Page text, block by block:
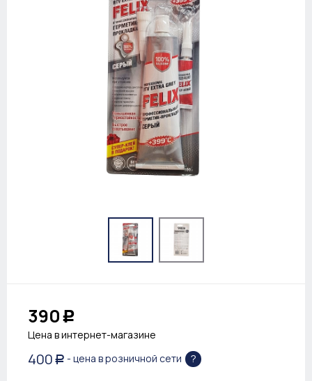
390 Р
Цена в интернет-магазине
400 Р - цена в розничной сети ?